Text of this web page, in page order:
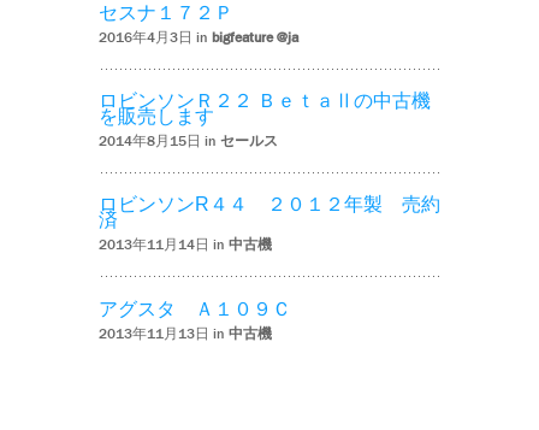
セスナ１７２Ｐ
2016年4月3日 in bigfeature @ja
ロビンソンＲ２２ ＢｅｔａⅡの中古機
を販売します
2014年8月15日 in セールス
ロビンソンR４４ ２０１２年製 売約
済
2013年11月14日 in 中古機
アグスタ Ａ１０９Ｃ
2013年11月13日 in 中古機